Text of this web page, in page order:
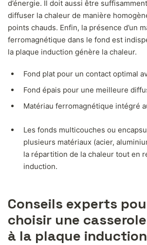
d’énergie. Il doit aussi être
diffuser la chaleur de manière
points chauds. Enfin, la présence d’un
ferromagnétique dans le fond est
la plaque induction génère la chaleur.
Fond plat pour un contact optimal
Fond épais pour une meilleure
Matériau ferromagnétique intégré
Les fonds multicouches ou
plusieurs matériaux (acier,
la répartition de la chaleur tout en
induction.
Conseils experts
choisir une
à la plaque induction